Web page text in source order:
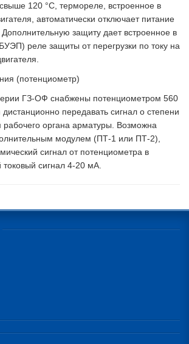
120 °C, термореле, встроенное в
автоматически отключает питание
Дополнительную защиту дает встроенное в
реле защиты от перегрузки по току на
(потенциометр)
ГЗ-ОФ снабжены потенциометром 560
передавать сигнал о степени
рабочего органа арматуры. Возможна
модулем (ПТ-1 или ПТ-2),
сигнал от потенциометра в
сигнал 4-20 мА.